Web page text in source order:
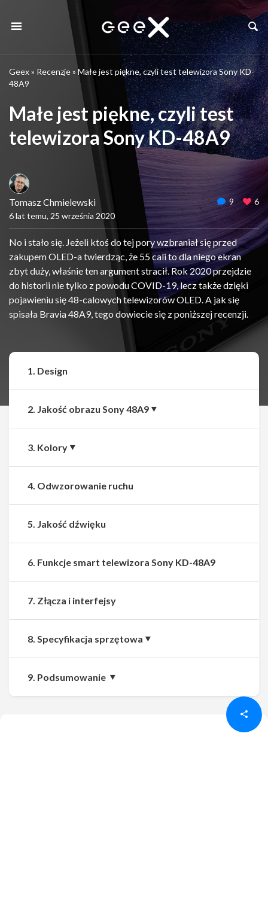
Geex» Recenzje» Małe jest piękne, czyli test telewizora Sony KD-
48A9
Małe jest piękne, czyli test
telewizora Sony KD-48A9
Tomasz Chmielewski
6 lat temu, 25 września 2020
9 6
No i stało się. Jeżeli ktoś do tej pory wzbraniał się przed
zakupem OLED-a twierdząc, że 55 cali to dla niego ekran
zbyt duży, właśnie ten argument stracił. Rok 2020 przejdzie
do historii nie tylko z powodu COVID-19, lecz także dzięki
pojawieniu się 48-calowych telewizorów OLED. A jak się
spisała Bravia 48A9, tego dowiecie się z poniższej recenzji.
Udostępnij
1. Design
2. Jakość obrazu Sony 48A9
3. Kolory
4. Odwzorowanie ruchu
5. Jakość dźwięku
6. Funkcje smart telewizora Sony KD-48A9
7. Złącza i interfejsy
8. Specyfikacja sprzętowa
9. Podsumowanie